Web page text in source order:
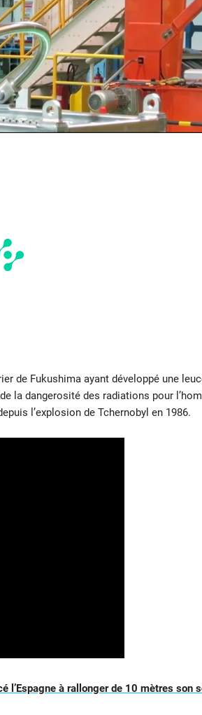
de Fukushima ayant développé une
la dangerosité des radiations pour
l’explosion de Tchernobyl en 1986.
l’Espagne à rallonger de 10 mètres son